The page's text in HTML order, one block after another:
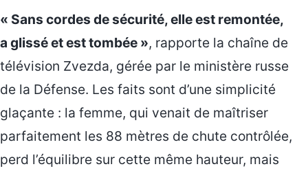
« Sans cordes de sécurité, elle est remontée,
a glissé et est tombée », rapporte la chaîne de
télévision Zvezda, gérée par le ministère russe
de la Défense. Les faits sont d’une simplicité
glaçante : la femme, qui venait de maîtriser
parfaitement les 88 mètres de chute contrôlée,
perd l’équilibre sur cette même hauteur, mais